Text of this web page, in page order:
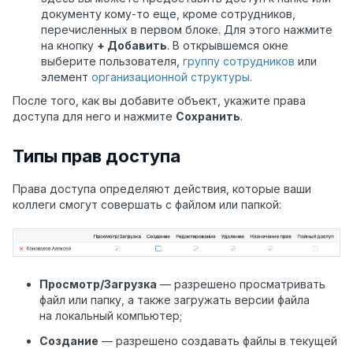
документу кому-то еще, кроме сотрудников,
перечисленных в первом блоке. Для этого нажмите
на кнопку + Добавить. В открывшемся окне
выберите пользователя, группу сотрудников или
элемент организационной структуры.
После того, как вы добавите объект, укажите права
доступа для него и нажмите Сохранить.
Типы прав доступа
Права доступа определяют действия, которые ваши
коллеги смогут совершать с файлом или папкой:
Просмотр/Загрузка — разрешено просматривать
файл или папку, а также загружать версии файла
на локальный компьютер;
Создание — разрешено создавать файлы в текущей